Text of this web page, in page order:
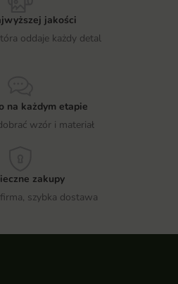
jakości
oddaje każdy detal
na każdym etapie
wzór i materiał
zakupy
szybka dostawa